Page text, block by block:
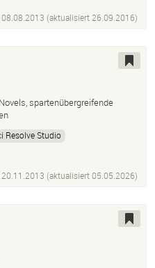
08.08.2013 (aktualisiert26.09.2016)
spartenübergreifende
Resolve Studio
20.11.2013 (aktualisiert05.05.2026)